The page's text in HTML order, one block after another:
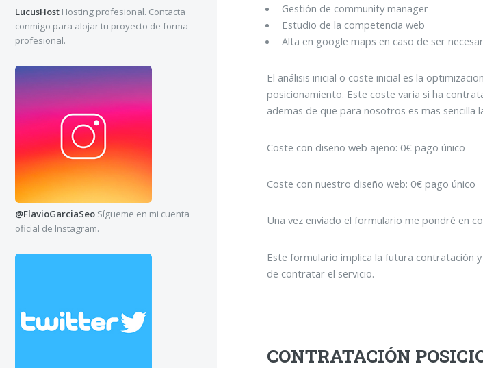
Gestión de community manager
Estudio de la competencia web
Alta en google maps en caso de ser
El análisis inicial o coste inicial es la
posicionamiento. Este coste varia si ha
ademas de que para nosotros es mas
Coste con diseño web ajeno: 0€ pago único
Coste con nuestro diseño web: 0€ pago único
Una vez enviado el formulario me pondré en
Este formulario implica la futura contratación
de contratar el servicio.
CONTRATACIÓN
LucusHost Hosting profesional. Contacta
conmigo para alojar tu proyecto de forma
profesional.
@FlavioGarciaSeo Sígueme en mi cuenta
oficial de Instagram.